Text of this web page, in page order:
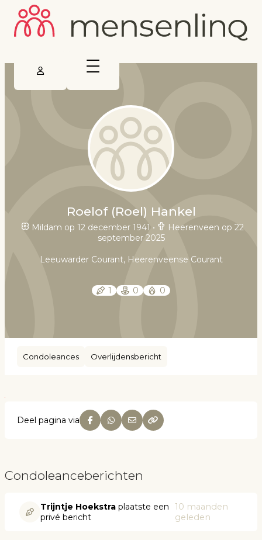
Roelof (Roel) Hankel
Mildam op 12 december 1941 •
Heerenveen op 22
september 2025
Leeuwarder Courant, Heerenveense Courant
1 0 0
Condoleances Overlijdensbericht
Deel pagina via
Condoleanceberichten
Trijntje Hoekstra plaatste een
privé bericht
10 maanden
geleden